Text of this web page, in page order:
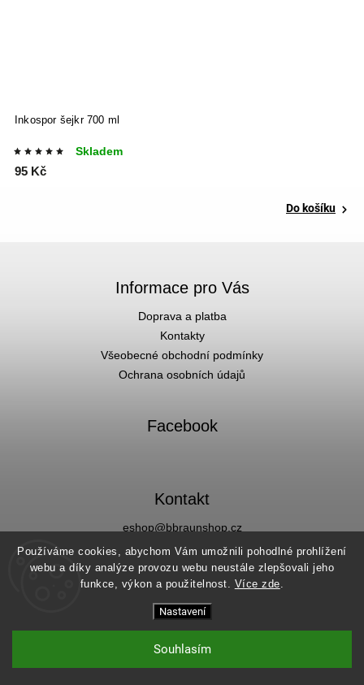
Používáme cookies, abychom Vám umožnili pohodlné prohlížení
webu a díky analýze provozu webu neustále zlepšovali jeho
funkce, výkon a použitelnost. Více zde.
Nastavení
Souhlasím
Inkospor šejkr 700 ml
Skladem
95 Kč
Do košíku
Informace pro Vás
Doprava a platba
Kontakty
Všeobecné obchodní podmínky
Ochrana osobních údajů
Facebook
Kontakt
eshop@bbraunshop.cz
Facebook
Instagram
bbraunshop.cz. Všechna práva vyhrazena.
VytvořilShoptet